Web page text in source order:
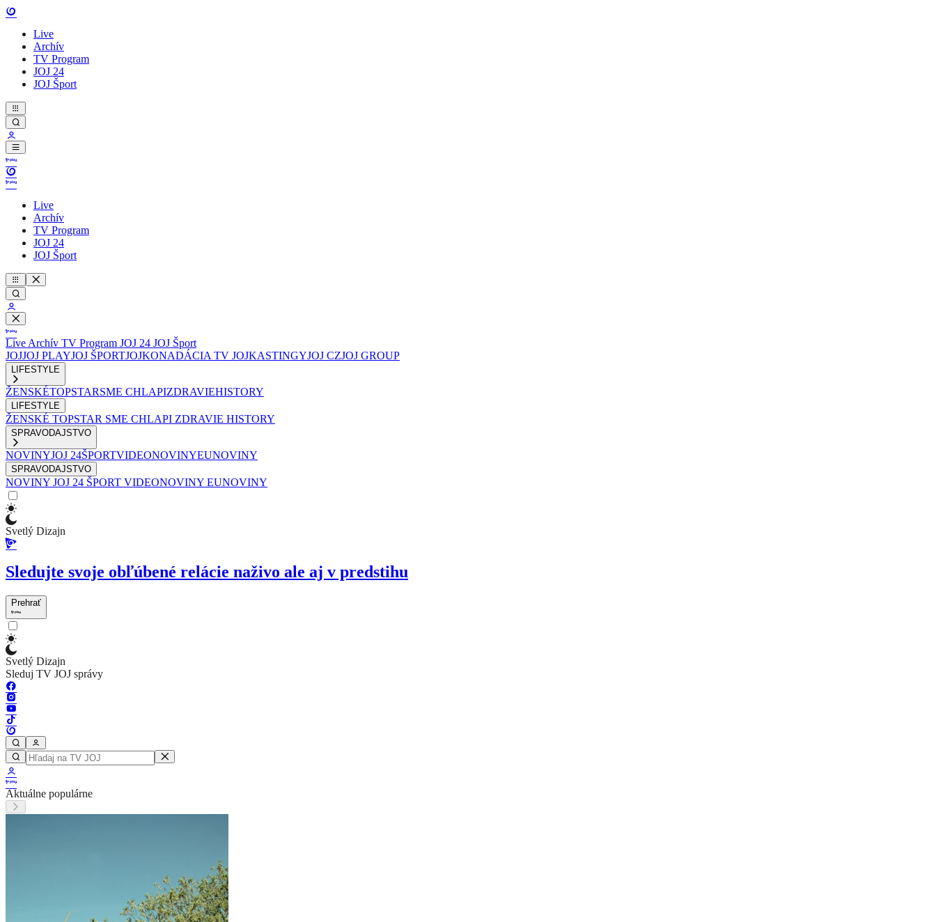
Live
Archív
TV Program
JOJ 24
JOJ Šport
Live
Archív
TV Program
JOJ 24
JOJ Šport
Live Archív TV Program JOJ 24 JOJ Šport
JOJJOJ PLAYJOJ ŠPORTJOJKONADÁCIA TV JOJKASTINGYJOJ CZJOJ GROUP
LIFESTYLE
ŽENSKÉTOPSTARSME CHLAPIZDRAVIEHISTORY
LIFESTYLE
ŽENSKÉ TOPSTAR SME CHLAPI ZDRAVIE HISTORY
SPRAVODAJSTVO
NOVINYJOJ 24ŠPORTVIDEONOVINYEUNOVINY
SPRAVODAJSTVO
NOVINY JOJ 24 ŠPORT VIDEONOVINY EUNOVINY
Svetlý Dizajn
Sledujte svoje obľúbené relácie naživo ale aj v predstihu
Prehrať
Svetlý Dizajn
Sleduj TV JOJ správy
Aktuálne populárne